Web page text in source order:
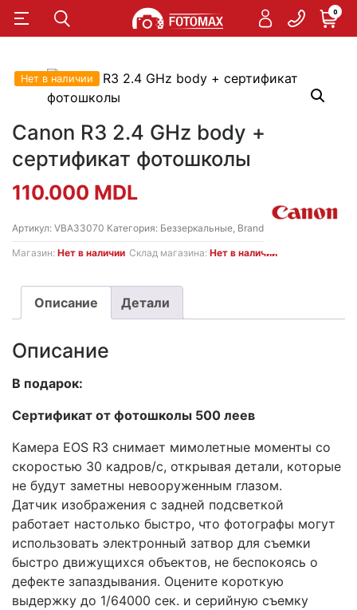
0
Нет в наличии
Canon R3 2.4 GHz body +
сертификат фотошколы
110.000 MDL
Артикул: VBA33070 Категория: Беззеркальные, Brand
Магазин: Нет в наличии Склад магазина: Нет в наличии
Описание Детали
Описание
В подарок:
Сертификат от фотошколы 500 леев
Камера EOS R3 снимает мимолетные моменты со
скоростью 30 кадров/с, открывая детали, которые
не будут заметны невооруженным глазом.
Датчик изображения с задней подсветкой
работает настолько быстро, что фотографы могут
использовать электронный затвор для съемки
быстро движущихся объектов, не беспокоясь о
дефекте запаздывания. Оцените короткую
выдержку до 1/64000 сек. и серийную съемку